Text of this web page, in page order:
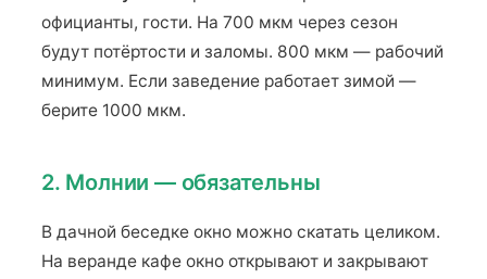
официанты, гости. На 700 мкм через сезон
будут потёртости и заломы. 800 мкм — рабочий
минимум. Если заведение работает зимой —
берите 1000 мкм.
2. Молнии — обязательны
В дачной беседке окно можно скатать целиком.
На веранде кафе окно открывают и закрывают